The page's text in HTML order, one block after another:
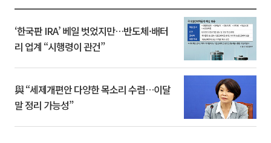
‘한국판 IRA’ 베일 벗었지만…반도체·배터
리 업계 “시행령이 관건”
與 “세제개편안 다양한 목소리 수렴…이달
말 정리 가능성”